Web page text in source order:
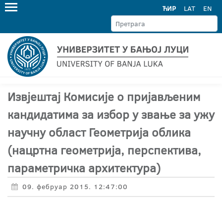
ЋИР LAT EN
Извјештај Комисије о пријављеним
кандидатима за избор у звање за ужу
научну област Геометрија облика
(нацртна геометрија, перспектива,
параметричка архитектура)
09. фебруар 2015. 12:47:00